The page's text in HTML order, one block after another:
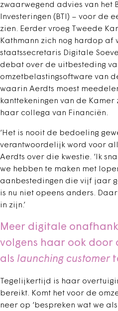
zwaarwegend advies van het
Investeringen (BTI) – voor de
zien. Eerder vroeg Tweede
Kathmann zich nog hardop af
staatssecretaris Digitale
debat over de uitbesteding
omzetbelastingsoftware van
waarin Aerdts moest
kanttekeningen van de
haar collega van Financiën.
‘Het is nooit de bedoeling
verantwoordelijk word voor
Aerdts over die kwestie. ‘Ik
we hebben te maken met
aanbestedingen die vijf jaar
is nu niet opeens anders.
in zijn.’
Meer digitale
volgens haar ook door
als launching customer
Tegelijkertijd is haar
bereikt. Komt het voor de
neer op ‘bespreken wat we